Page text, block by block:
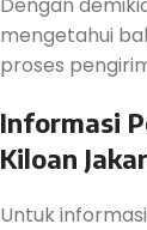
mengetahui
proses
Informasi
Kiloan
Untuk